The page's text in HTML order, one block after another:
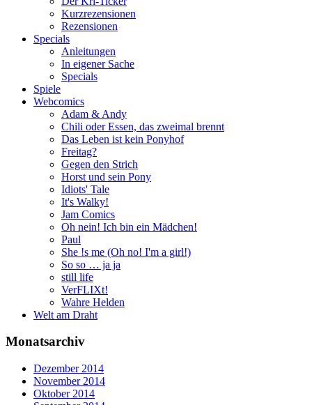
Kurzrezensionen
Rezensionen
Specials
Anleitungen
In eigener Sache
Specials
Spiele
Webcomics
Adam & Andy
Chili oder Essen, das zweimal brennt
Das Leben ist kein Ponyhof
Freitag?
Gegen den Strich
Horst und sein Pony
Idiots' Tale
It's Walky!
Jam Comics
Oh nein! Ich bin ein Mädchen!
Paul
She !s me (Oh no! I'm a girl!)
So so … ja ja
still life
VerFLIXt!
Wahre Helden
Welt am Draht
Monatsarchiv
Dezember 2014
November 2014
Oktober 2014